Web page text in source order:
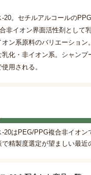
-20。セチルアルコールの
非イオン界面活性剤として
ン系原料のバリエーション
化・非イオン系。シャンプ
用される。
-20はPEG/PPG複合非イオン
精製度選定が望ましい最近